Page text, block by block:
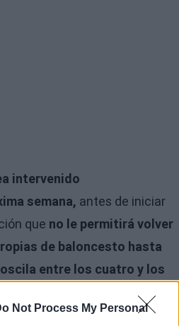
Not Process My Personal
intervenido
semana, antes de iniciar
que no le permitirá volver
de baloncesto hasta
entre los cuatro y los